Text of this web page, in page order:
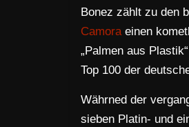
Bonez zählt zu den
Camoraeinen
„Palmen aus
Top 100 der
Währned der
sieben Platin- und